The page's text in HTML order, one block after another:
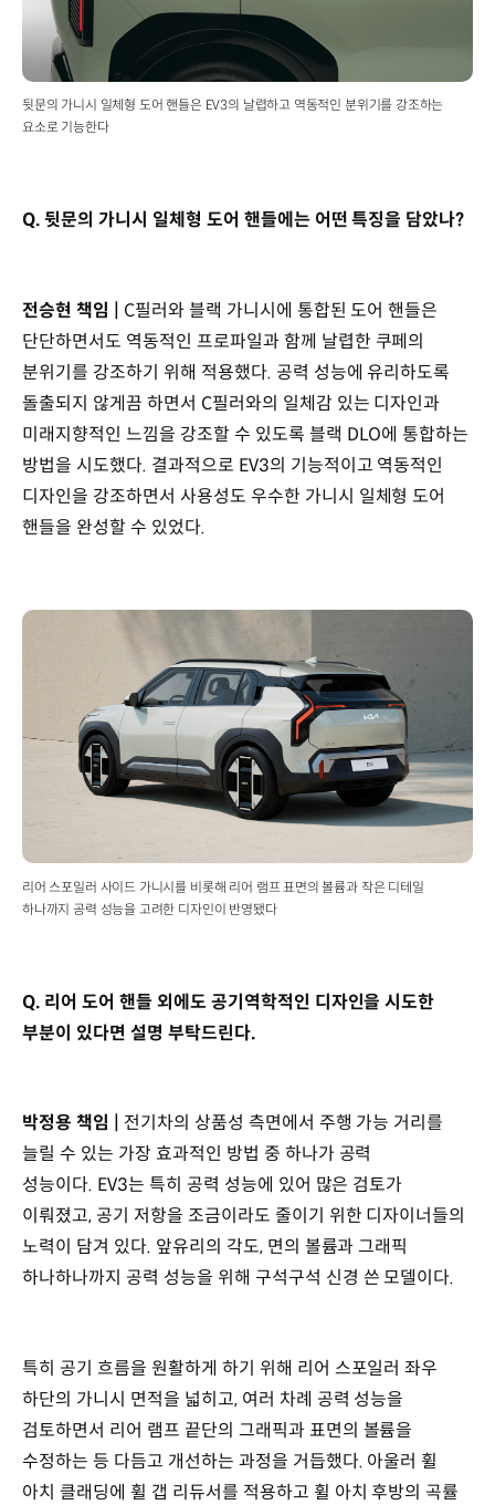
뒷문의 가니시 일체형 도어 핸들은 EV3의 날렵하고 역동적인 분위기를 강조하는
요소로 기능한다
Q. 뒷문의 가니시 일체형 도어 핸들에는 어떤 특징을 담았나?
전승현 책임 | C필러와 블랙 가니시에 통합된 도어 핸들은
단단하면서도 역동적인 프로파일과 함께 날렵한 쿠페의
분위기를 강조하기 위해 적용했다. 공력 성능에 유리하도록
돌출되지 않게끔 하면서 C필러와의 일체감 있는 디자인과
미래지향적인 느낌을 강조할 수 있도록 블랙 DLO에 통합하는
방법을 시도했다. 결과적으로 EV3의 기능적이고 역동적인
디자인을 강조하면서 사용성도 우수한 가니시 일체형 도어
핸들을 완성할 수 있었다.
리어 스포일러 사이드 가니시를 비롯해 리어 램프 표면의 볼륨과 작은 디테일
하나까지 공력 성능을 고려한 디자인이 반영됐다
Q. 리어 도어 핸들 외에도 공기역학적인 디자인을 시도한
부분이 있다면 설명 부탁드린다.
박정용 책임 | 전기차의 상품성 측면에서 주행 가능 거리를
늘릴 수 있는 가장 효과적인 방법 중 하나가 공력
성능이다. EV3는 특히 공력 성능에 있어 많은 검토가
이뤄졌고, 공기 저항을 조금이라도 줄이기 위한 디자이너들의
노력이 담겨 있다. 앞유리의 각도, 면의 볼륨과 그래픽
하나하나까지 공력 성능을 위해 구석구석 신경 쓴 모델이다.
특히 공기 흐름을 원활하게 하기 위해 리어 스포일러 좌우
하단의 가니시 면적을 넓히고, 여러 차례 공력 성능을
검토하면서 리어 램프 끝단의 그래픽과 표면의 볼륨을
수정하는 등 다듬고 개선하는 과정을 거듭했다. 아울러 휠
아치 클래딩에 휠 갭 리듀서를 적용하고 휠 아치 후방의 곡률